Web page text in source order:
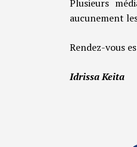
Plusieurs
aucunement
Rendez-vous
Idrissa Keita